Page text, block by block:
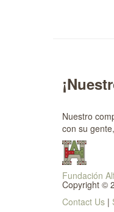
Nuestro
con su
Fundación
Copyright ©
Contact Us |